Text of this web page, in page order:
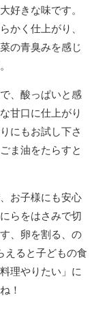
好きな味です。
かく仕上がり、
の青臭みを感じ
、酸っぱいと感
甘口に仕上がり
にもお試し下さ
ま油をたらすと
お子様にも安心
らをはさみで切
、卵を割る、の
えると子どもの食
理やりたい」に
！